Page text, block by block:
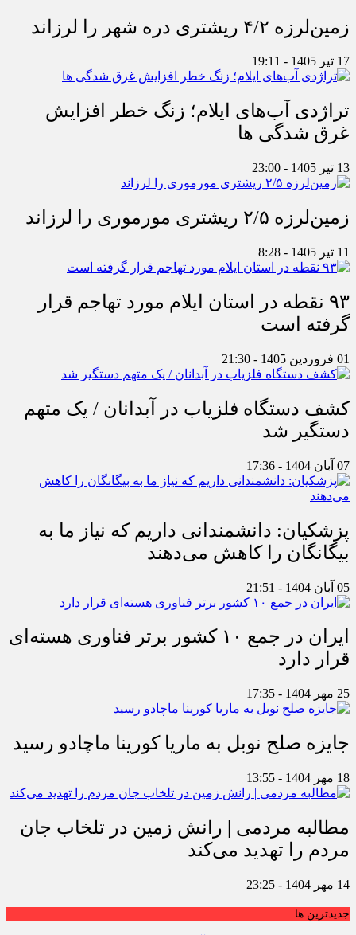
زمین‌لرزه ۴/۲ ریشتری دره شهر را لرزاند
17 تیر 1405 - 19:11
تراژدی آب‌های ایلام؛ زنگ خطر افزایش
غرق شدگی ها
13 تیر 1405 - 23:00
زمین‌لرزه ۲/۵ ریشتری مورموری را لرزاند
11 تیر 1405 - 8:28
۹۳ نقطه در استان ایلام مورد تهاجم قرار
گرفته است
01 فروردین 1405 - 21:30
کشف دستگاه فلزیاب در آبدانان / یک متهم
دستگیر شد
07 آبان 1404 - 17:36
پزشکیان: دانشمندانی داریم که نیاز ما به
بیگانگان را کاهش می‌دهند
05 آبان 1404 - 21:51
ایران در جمع ۱۰ کشور برتر فناوری هسته‌ای
قرار دارد
25 مهر 1404 - 17:35
جایزه صلح نوبل به ماریا کورینا ماچادو رسید
18 مهر 1404 - 13:55
مطالبه مردمی | رانش زمین در تلخاب جان
مردم را تهدید می‌کند
14 مهر 1404 - 23:25
جديدترين ها